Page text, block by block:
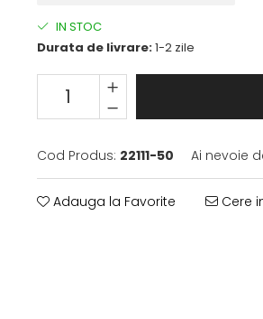
IN STOC
Durata de livrare:1-2 zile
Cod Produs: 22111-50 Ai nevoie
Adauga la Favorite Cere